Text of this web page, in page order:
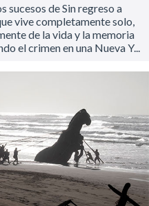
sucesos de Sin regreso a
vive completamente solo,
de la vida y la memoria
el crimen en una Nueva Y...